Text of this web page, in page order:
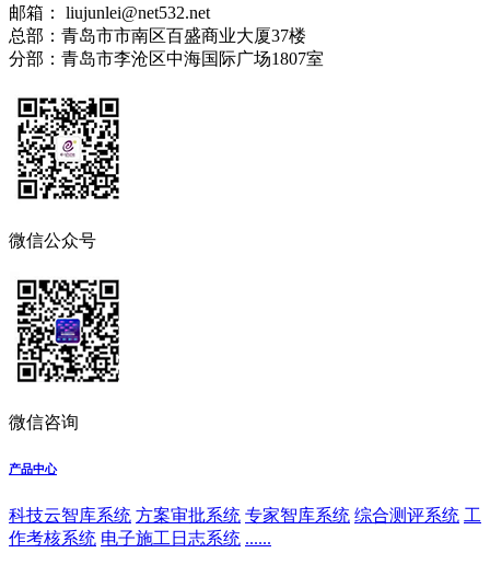
邮箱： liujunlei@net532.net
总部：青岛市市南区百盛商业大厦37楼
分部：青岛市李沧区中海国际广场1807室
微信公众号
微信咨询
产品中心
科技云智库系统 方案审批系统 专家智库系统 综合测评系统 工
作考核系统 电子施工日志系统 ......